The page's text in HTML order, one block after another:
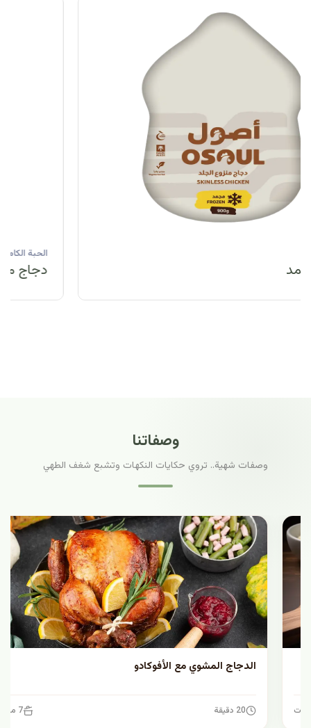
وصفاتنا
وصفات شهية.. تروي حكايات النكهات وتشبع شغف الطهي
الدجاج المشوي مع الأفوكادو